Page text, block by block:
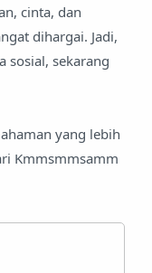
cinta, dan
dihargai. Jadi,
sosial, sekarang
yang lebih
Kmmsmmsamm